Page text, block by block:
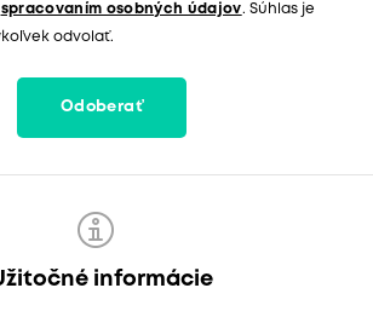
spracovaním osobných údajov. Súhlas je
odvolať.
Odoberať
informácie